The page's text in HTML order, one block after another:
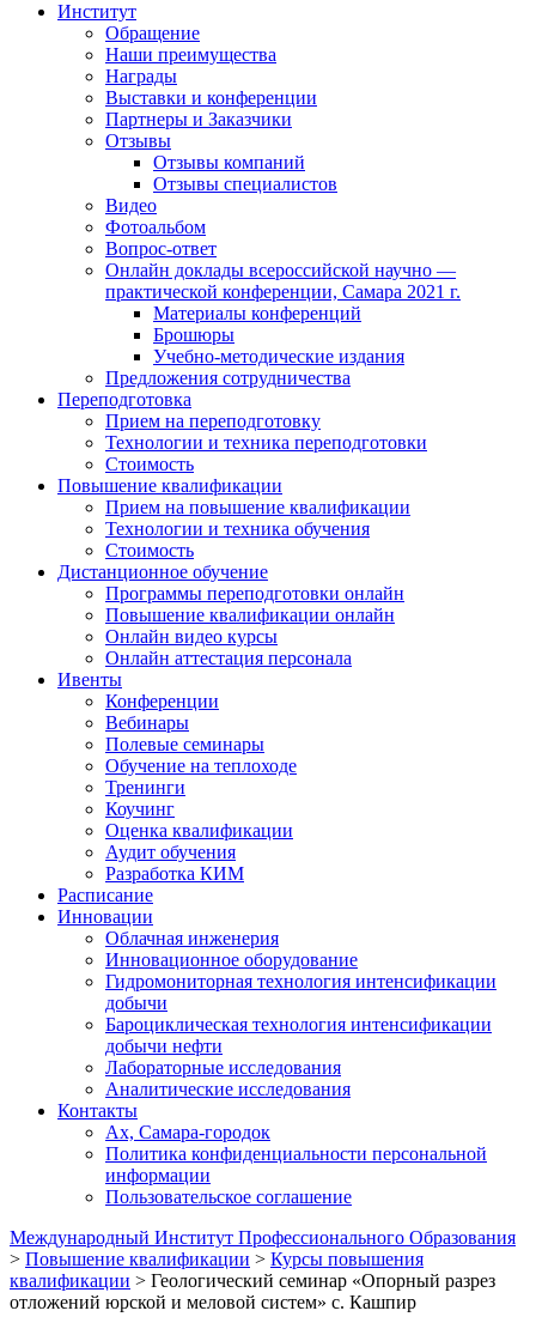
Институт
Обращение
Наши преимущества
Награды
Выставки и конференции
Партнеры и Заказчики
Отзывы
Отзывы компаний
Отзывы специалистов
Видео
Фотоальбом
Вопрос-ответ
Онлайн доклады всероссийской научно —
практической конференции, Самара 2021 г.
Материалы конференций
Брошюры
Учебно-методические издания
Предложения сотрудничества
Переподготовка
Прием на переподготовку
Технологии и техника переподготовки
Стоимость
Повышение квалификации
Прием на повышение квалификации
Технологии и техника обучения
Стоимость
Дистанционное обучение
Программы переподготовки онлайн
Повышение квалификации онлайн
Онлайн видео курсы
Онлайн аттестация персонала
Ивенты
Конференции
Вебинары
Полевые семинары
Обучение на теплоходе
Тренинги
Коучинг
Оценка квалификации
Аудит обучения
Разработка КИМ
Расписание
Инновации
Облачная инженерия
Инновационное оборудование
Гидромониторная технология интенсификации
добычи
Бароциклическая технология интенсификации
добычи нефти
Лабораторные исследования
Аналитические исследования
Контакты
Ах, Самара-городок
Политика конфиденциальности персональной
информации
Пользовательское соглашение
Международный Институт Профессионального Образования
> Повышение квалификации > Курсы повышения
квалификации > Геологический семинар «Опорный разрез
отложений юрской и меловой систем» с. Кашпир